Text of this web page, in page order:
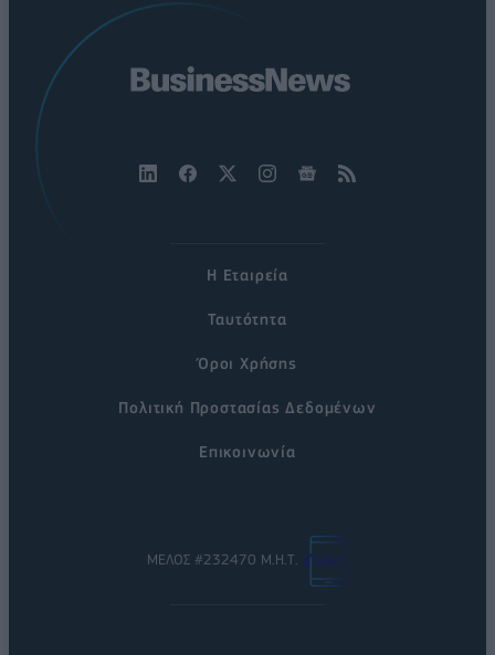
Η Εταιρεία
Ταυτότητα
Όροι Χρήσης
Πολιτική Προστασίας Δεδομένων
Επικοινωνία
ΜΕΛΟΣ #232470 Μ.Η.Τ.